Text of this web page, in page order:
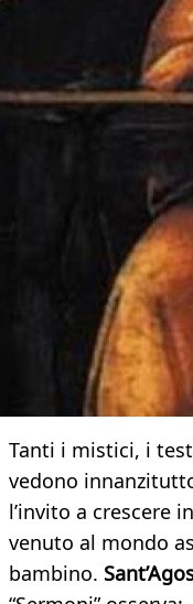
Tanti i mistici, i
vedono
l’invito a crescere
venuto al mondo
bambino.